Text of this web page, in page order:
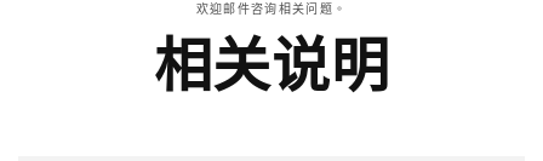
欢迎邮件咨询相关问题。
相关说明